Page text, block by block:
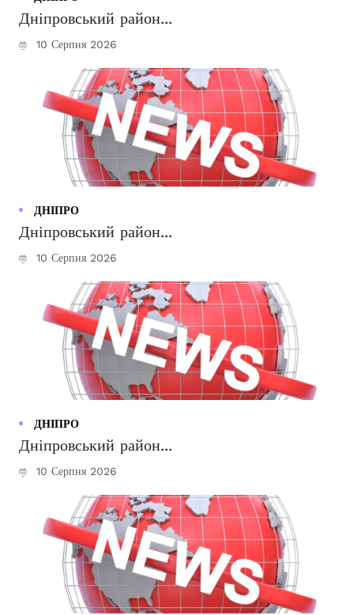
Дніпровський район...
10 Серпня 2026
ДНІПРО
Дніпровський район...
10 Серпня 2026
ДНІПРО
Дніпровський район...
10 Серпня 2026